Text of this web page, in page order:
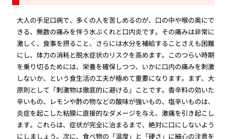
大人の手足口病で、多くの人を苦しめるのが、口の中や喉の奥にで
きる、無数の痛みを伴う水ぶくれと口内炎です。その痛みは非常に
激しく、食事を摂ること、さらには水分を補給することさえも困難
にし、体力の消耗と脱水症状のリスクを高めます。このつらい時期
を乗り切るためには、栄養を確保しつつ、いかに口内の痛みを刺激
しないか、という食生活の工夫が極めて重要になります。まず、大
原則として「刺激物は徹底的に避ける」ことです。香辛料の効いた
辛いもの、レモンや酢の物などの酸味が強いもの、塩辛いものは、
炎症を起こした粘膜に直接的なダメージを与え、激痛を引き起こし
ます。これらは、症状が完全に治まるまで、絶対に口にしないよう
にしましょう。次に、食べ物の「温度」と「硬さ」に細心の注意を